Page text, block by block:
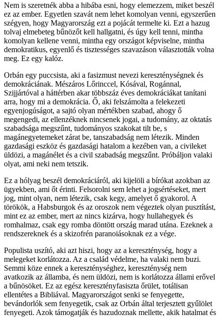
Nem is szeretnék abba a hibába esni, hogy elemezzem, miket beszél
ez az ember. Egyetlen szavát nem lehet komolyan venni, egyszerűen
szégyen, hogy Magyarország ezt a pojácát termelte ki. Ezt a hazug
tolvaj elmebeteg bűnözőt kell hallgatni, és úgy kell tenni, mintha
komolyan kellene venni, mintha egy országot képviselne, mintha
demokratikus, egyenlő és tisztességes szavazáson választották volna
meg. Ez egy kalóz.
Orbán egy puccsista, aki a fasizmust nevezi kereszténységnek és
demokráciának. Mészáros Lőrinccel, Kósával, Rogánnal,
Szijjártóval a háttérben akar többszáz éves demokráciákat tanítani
arra, hogy mi a demokrácia. Ő, aki felszámolta a felekezeti
egyenjogúságot, a sajtó olyan mértékben szabad, ahogy ő
megengedi, az ellenzéknek nincsenek jogai, a tudomány, az oktatás
szabadsága megszűnt, tudományos szakokat tilt be, s
magánegyetemeket zárat be, tanszabadság nem létezik. Minden
gazdasági eszköz és gazdasági hatalom a kezében van, a civileket
üldözi, a magánélet és a civil szabadság megszűnt. Próbáljon valaki
olyat, ami neki nem tetszik.
Ez a hólyag beszél demokráciáról, aki kijelöli a bírókat azokban az
ügyekben, ami őt érinti. Felsorolni sem lehet a jogsértéseket, mert
jog, mint olyan, nem létezik, csak kegy, amelyet ő gyakorol. A
törökök, a Habsburgok és az oroszok nem végeztek olyan pusztítást,
mint ez az ember, mert az nincs kizárva, hogy hullahegyek és
romhalmaz, csak egy romba döntött ország marad utána. Ezeknek a
rendszereknek és a skizofrén paranoiásoknak ez a vége.
Populista uszító, aki azt hiszi, hogy az a kereszténység, hogy a
melegeket korlátozza. Az a család védelme, ha valaki nem buzi.
Semmi köze ennek a kereszténységhez, kereszténység nem
avatkozik az államba, és nem üldözi, nem is korlátozza állami erővel
a bűnösöket. Ez az egész keresztényfasiszta őrület, totálisan
ellentétes a Bibliával. Magyarországot senki se fenyegette,
bevándorlók sem fenyegetik, csak az Orbán által terjesztett gyűlölet
fenyegeti. Azok támogatják és hazudoznak mellette, akik hatalmat és